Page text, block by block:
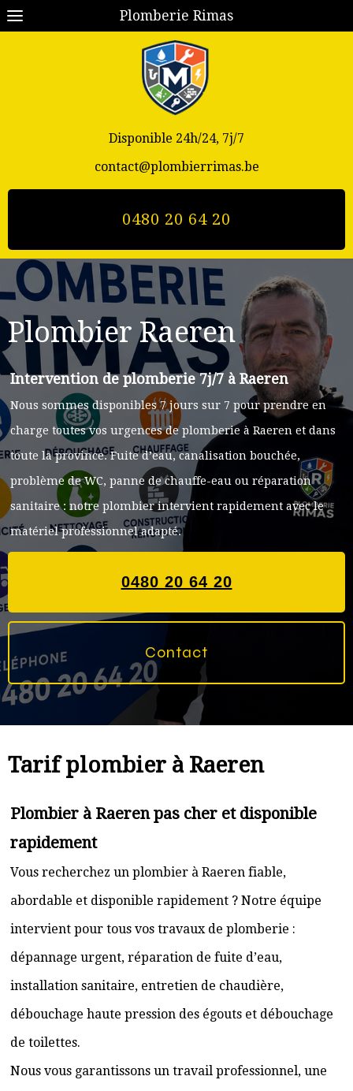
Plomberie Rimas
Disponible 24h/24, 7j/7
contact@plombierrimas.be
0480 20 64 20
Plombier Raeren
Intervention de plomberie 7j/7 à Raeren
Nous sommes disponibles 7 jours sur 7 pour prendre en
charge toutes vos urgences de plomberie à Raeren et dans
toute la province. Fuite d’eau, canalisation bouchée,
problème de WC, panne de chauffe-eau ou réparation
sanitaire : notre plombier intervient rapidement avec le
matériel professionnel adapté.
0480 20 64 20
Contact
Tarif plombier à Raeren
Plombier à Raeren pas cher et disponible
rapidement
Vous recherchez un plombier à Raeren fiable,
abordable et disponible rapidement ? Notre équipe
intervient pour tous vos travaux de plomberie :
dépannage urgent, réparation de fuite d’eau,
installation sanitaire, entretien de chaudière,
débouchage haute pression des égouts et débouchage
de toilettes.
Nous vous garantissons un travail professionnel, une